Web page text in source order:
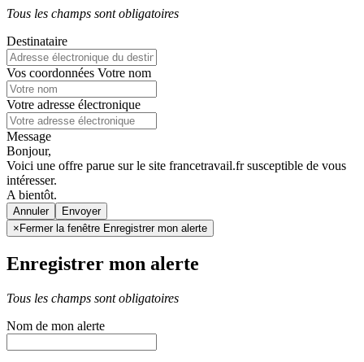
Tous les champs sont obligatoires
Destinataire
Vos coordonnées Votre nom
Votre adresse électronique
Message
Bonjour,
Voici une offre parue sur le site francetravail.fr susceptible de vous
intéresser.
A bientôt.
Annuler
× Fermer la fenêtre Enregistrer mon alerte
Enregistrer mon alerte
Tous les champs sont obligatoires
Nom de mon alerte